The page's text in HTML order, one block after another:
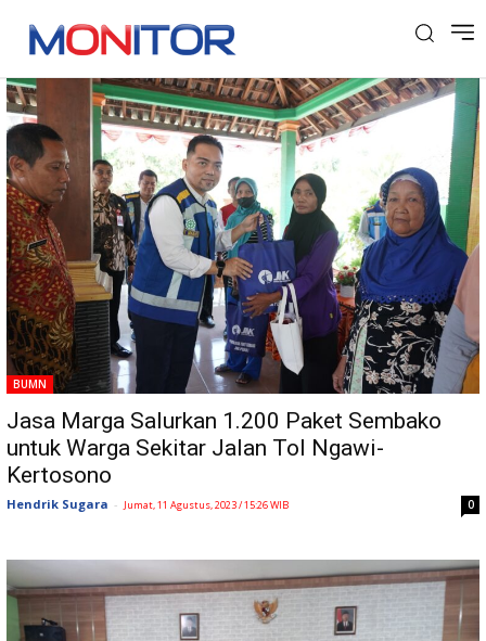
Tag: madiun
BUMN
Jasa Marga Salurkan 1.200 Paket Sembako
untuk Warga Sekitar Jalan Tol Ngawi-
Kertosono
Hendrik Sugara - Jumat, 11 Agustus, 2023 / 15:26 WIB 0